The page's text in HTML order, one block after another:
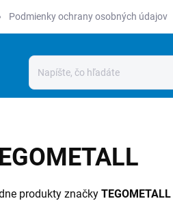
Podmienky ochrany osobných údajov
produkty značky TEGOMETALL